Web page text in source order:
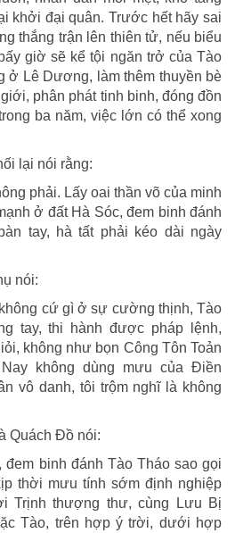
khởi đại quân. Trước hết hãy sai
thắng trận lên thiên tử, nếu biểu
giờ sẽ kể tội ngăn trở của Tào
ở Lê Dương, làm thêm thuyền bè
phân phát tinh binh, đóng đồn
ba năm, việc lớn có thể xong
lại nói rằng:
phải. Lấy oai thần võ của minh
ở đất Hà Sóc, đem binh đánh
tay, hà tất phải kéo dài ngày
nói:
cứ gì ở sự cường thịnh, Tào
tay, thi hành được pháp lệnh,
không như bọn Công Tôn Toản
không dùng mưu của Điền
vô danh, tôi trộm nghĩ là không
Quách Đồ nói:
đem binh đánh Tào Tháo sao gọi
thời mưu tính sớm định nghiệp
Trịnh thượng thư, cùng Lưu Bị
Tào, trên hợp ý trời, dưới hợp